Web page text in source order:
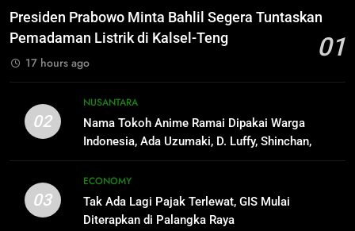
Segera Tuntaskan Pemadaman
Listrik di Kalsel-Teng
NUSANTARA
Nama Tokoh Anime Ramai Dipakai
Warga Indonesia, Ada Uzumaki, D.
Luffy, Shinchan, hingga Doraemon
NUSANTARA
3
Tak Ada Lagi Pajak Terlewat, GIS
Mulai Diterapkan di Palangka Raya
Presiden Prabowo Minta Bahlil Segera Tuntaskan
Pemadaman Listrik di Kalsel-Teng
01
17 hours ago
02
NUSANTARA
Nama Tokoh Anime Ramai Dipakai Warga
Indonesia, Ada Uzumaki, D. Luffy, Shinchan,
hingga Doraemon
03
ECONOMY
Tak Ada Lagi Pajak Terlewat, GIS Mulai
Diterapkan di Palangka Raya
Harga Pertalite Subsidi Eceran di
Lamandau Masih Tembus Rp15
Presiden Prabowo Minta Bahlil
Segera Tuntaskan Pemadaman
NUSANTARA
2
Nama Tokoh Anime Ramai Dipakai